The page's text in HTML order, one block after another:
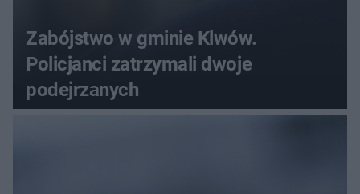
Zabójstwo w gminie Klwów.
Policjanci zatrzymali dwoje
podejrzanych